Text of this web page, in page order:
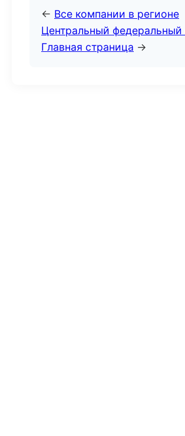
← Все компании в регионе
Центральный федеральный
Главная страница →